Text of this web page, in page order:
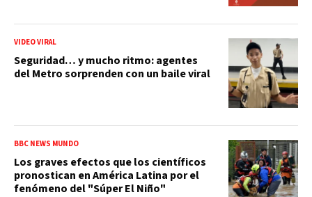
VIDEO VIRAL
Seguridad… y mucho ritmo: agentes
del Metro sorprenden con un baile viral
BBC NEWS MUNDO
Los graves efectos que los científicos
pronostican en América Latina por el
fenómeno del "Súper El Niño"